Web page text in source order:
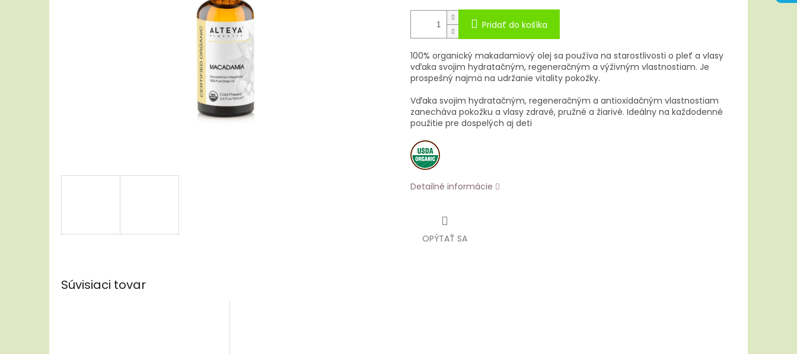
Pridať do košíka
100% organický makadamiový olej sa používa na starostlivosti o pleť a vlasy
vďaka svojim hydratačným, regeneračným a výživným vlastnostiam. Je
prospešný najmä na udržanie vitality pokožky.
Vďaka svojim hydratačným, regeneračným a antioxidačným vlastnostiam
zanecháva pokožku a vlasy zdravé, pružné a žiarivé. Ideálny na každodenné
použitie pre dospelých aj deti
Detailné informácie
OPÝTAŤ SA
Súvisiaci tovar